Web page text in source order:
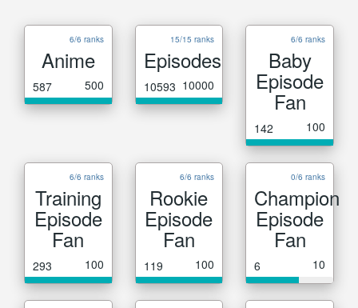
6/6 ranks
Anime
587 500
15/15 ranks
Episodes
10593 10000
6/6 ranks
Baby
Episode
Fan
142 100
6/6 ranks
Training
Episode
Fan
293 100
6/6 ranks
Rookie
Episode
Fan
119 100
0/6 ranks
Champion
Episode
Fan
6 10